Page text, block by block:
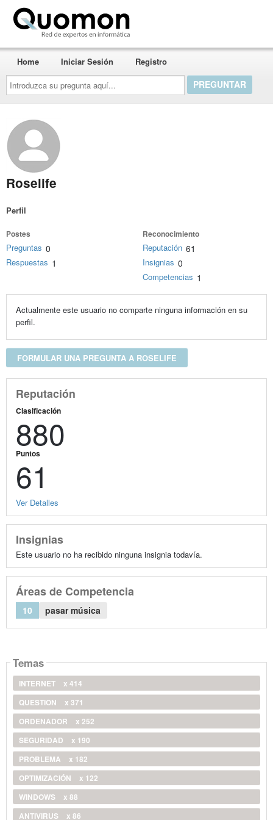
Introduzca
su
pregunta
aquí...
Home Iniciar Sesión Registro
Roselife
Perfil
Postes
Preguntas 0
Respuestas 1
Reconocimiento
Reputación 61
Insignias 0
Competencias 1
Actualmente este usuario no comparte ninguna información en su
perfil.
FORMULAR UNA PREGUNTA A ROSELIFE
Reputación
Clasificación
880
Puntos
61
Ver Detalles
Insignias
Este usuario no ha recibido ninguna insignia todavía.
Áreas de Competencia
10 pasar música
Temas
INTERNET
x 414
QUESTION
x 371
ORDENADOR
x 252
SEGURIDAD
x 190
PROBLEMA
x 182
OPTIMIZACIÓN
x 122
WINDOWS
x 88
ANTIVIRUS
x 86